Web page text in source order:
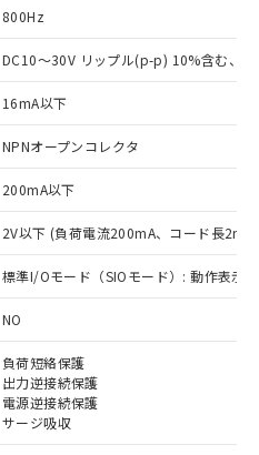
800Hz
DC10～30V リップル(p-p) 10%含む、
16mA以下
NPNオープンコレクタ
200mA以下
2V以下 (負荷電流200mA、コード長2m
標準I/Oモード（SIOモード）: 動作表示
NO
負荷短絡保護
出力逆接続保護
電源逆接続保護
サージ吸収
指令（10物質）の
が提供可能な商品で